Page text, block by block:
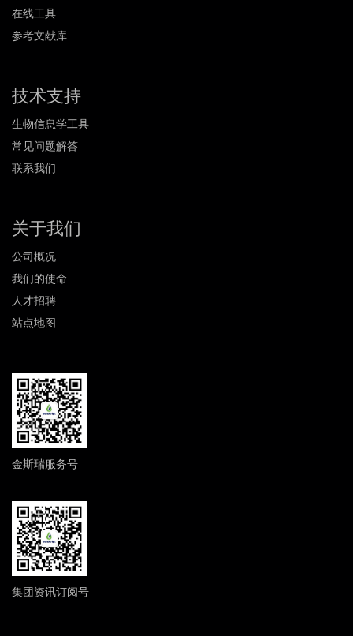
在线工具
参考文献库
技术支持
生物信息学工具
常见问题解答
联系我们
关于我们
公司概况
我们的使命
人才招聘
站点地图
金斯瑞服务号
集团资讯订阅号